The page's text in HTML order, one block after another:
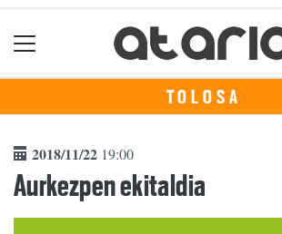
TOLOSA
2018/11/22 19:00
Aurkezpen ekitaldia